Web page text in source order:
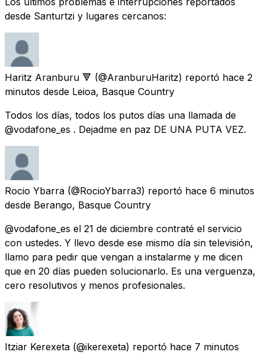
desde Santurtzi y lugares cercanos:
Haritz Aranburu 🔻 (@AranburuHaritz) reportó hace 2
minutos desde Leioa, Basque Country
Todos los días, todos los putos días una llamada de
@vodafone_es . Dejadme en paz DE UNA PUTA VEZ.
Rocio Ybarra (@RocioYbarra3) reportó hace 6 minutos
desde Berango, Basque Country
@vodafone_es el 21 de diciembre contraté el servicio
con ustedes. Y llevo desde ese mismo día sin televisión,
llamo para pedir que vengan a instalarme y me dicen
que en 20 días pueden solucionarlo. Es una verguenza,
cero resolutivos y menos profesionales.
Itziar Kerexeta (@ikerexeta) reportó hace 7 minutos